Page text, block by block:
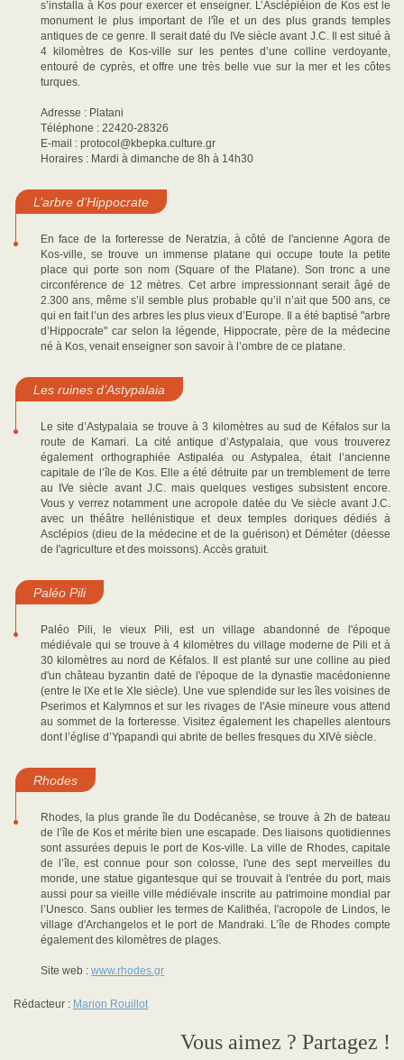
s’installa à Kos pour exercer et enseigner. L’Asclépiéion de Kos est le
monument le plus important de l'île et un des plus grands temples
antiques de ce genre. Il serait daté du IVe siècle avant J.C. Il est situé à
4 kilomètres de Kos-ville sur les pentes d’une colline verdoyante,
entouré de cyprès, et offre une très belle vue sur la mer et les côtes
turques.
Adresse : Platani
Téléphone : 22420-28326
E-mail : protocol@kbepka.culture.gr
Horaires : Mardi à dimanche de 8h à 14h30
L’arbre d’Hippocrate
En face de la forteresse de Neratzia, à côté de l'ancienne Αgora de
Kos-ville, se trouve un immense platane qui occupe toute la petite
place qui porte son nom (Square of the Platane). Son tronc a une
circonférence de 12 mètres. Cet arbre impressionnant serait âgé de
2.300 ans, même s’il semble plus probable qu’il n’ait que 500 ans, ce
qui en fait l’un des arbres les plus vieux d’Europe. Il a été baptisé "arbre
d’Hippocrate" car selon la légende, Hippocrate, père de la médecine
né à Kos, venait enseigner son savoir à l’ombre de ce platane.
Les ruines d’Astypalaia
Le site d’Astypalaia se trouve à 3 kilomètres au sud de Kéfalos sur la
route de Kamari. La cité antique d’Astypalaia, que vous trouverez
également orthographiée Astipaléa ou Astypalea, était l’ancienne
capitale de l’île de Kos. Elle a été détruite par un tremblement de terre
au IVe siècle avant J.C. mais quelques vestiges subsistent encore.
Vous y verrez notamment une acropole datée du Ve siècle avant J.C.
avec un théâtre hellénistique et deux temples doriques dédiés à
Asclépios (dieu de la médecine et de la guérison) et Déméter (déesse
de l'agriculture et des moissons). Accès gratuit.
Paléo Pili
Paléo Pili, le vieux Pili, est un village abandonné de l'époque
médiévale qui se trouve à 4 kilomètres du village moderne de Pili et à
30 kilomètres au nord de Kéfalos. Il est planté sur une colline au pied
d'un château byzantin daté de l'époque de la dynastie macédonienne
(entre le IXe et le XIe siècle). Une vue splendide sur les îles voisines de
Pserimos et Kalymnos et sur les rivages de l'Asie mineure vous attend
au sommet de la forteresse. Visitez également les chapelles alentours
dont l’église d’Ypapandi qui abrite de belles fresques du XIVè siècle.
Rhodes
Rhodes, la plus grande île du Dodécanèse, se trouve à 2h de bateau
de l’île de Kos et mérite bien une escapade. Des liaisons quotidiennes
sont assurées depuis le port de Kos-ville. La ville de Rhodes, capitale
de l’île, est connue pour son colosse, l'une des sept merveilles du
monde, une statue gigantesque qui se trouvait à l'entrée du port, mais
aussi pour sa vieille ville médiévale inscrite au patrimoine mondial par
l’Unesco. Sans oublier les termes de Kalithéa, l'acropole de Lindos, le
village d'Archangelos et le port de Mandraki. L’île de Rhodes compte
également des kilomètres de plages.
Site web : www.rhodes.gr
Rédacteur : Marion Rouillot
Vous aimez ? Partagez !